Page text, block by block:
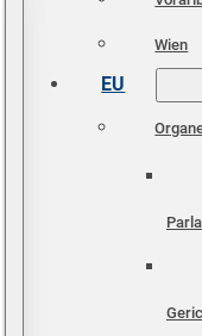
Wien
EU